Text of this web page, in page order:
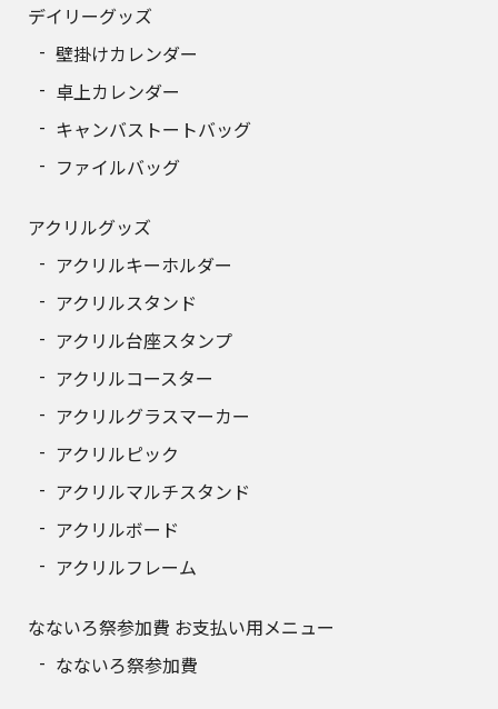
デイリーグッズ
壁掛けカレンダー
卓上カレンダー
キャンバストートバッグ
ファイルバッグ
アクリルグッズ
アクリルキーホルダー
アクリルスタンド
アクリル台座スタンプ
アクリルコースター
アクリルグラスマーカー
アクリルピック
アクリルマルチスタンド
アクリルボード
アクリルフレーム
なないろ祭参加費 お支払い用メニュー
なないろ祭参加費